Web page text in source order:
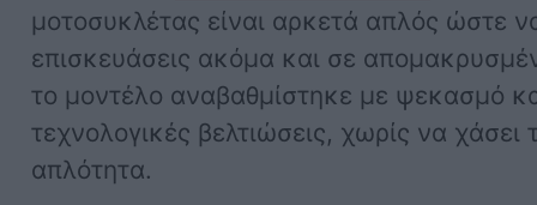
μοτοσυκλέτας είναι αρκετά απλός ώστε
επισκευάσεις ακόμα και σε
το μοντέλο αναβαθμίστηκε με ψεκασμό
τεχνολογικές βελτιώσεις, χωρίς να χάσει
απλότητα.